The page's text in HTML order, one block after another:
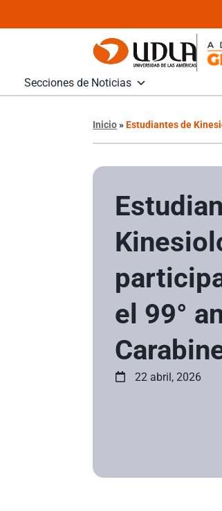
Secciones de Noticias
Inicio»Estudiantes de
el 99°
22 abril, 2026